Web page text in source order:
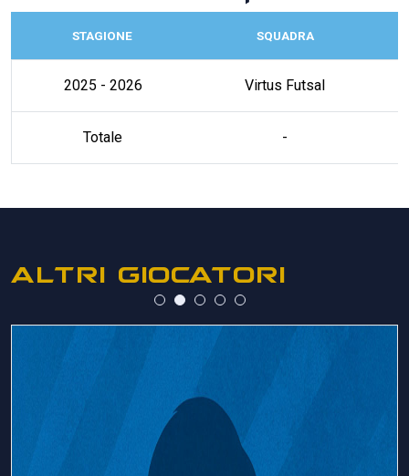
STAGIONE SQUADRA
2025 - 2026 Virtus Futsal
Totale -
ALTRI GIOCATORI